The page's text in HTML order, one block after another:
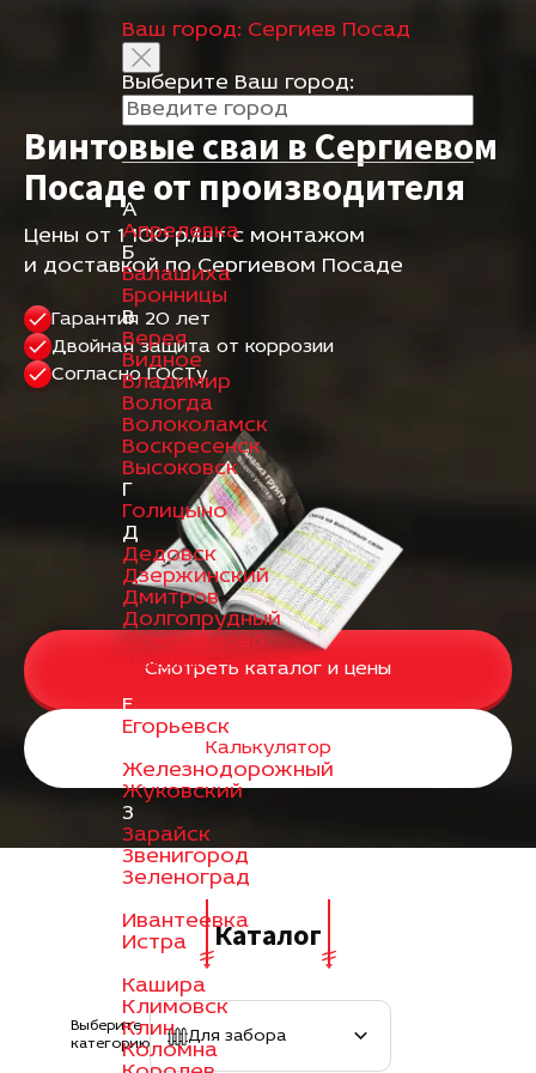
Ваш город: Сергиев Посад
Выберите Ваш город:
А
Апрелевка
Б
Балашиха
Бронницы
В
Верея
Видное
Владимир
Вологда
Волоколамск
Воскресенск
Высоковск
Г
Голицыно
Д
Дедовск
Дзержинский
Дмитров
Долгопрудный
Домодедово
Дрезна
Е
Егорьевск
Железнодорожный
Жуковский
З
Зарайск
Звенигород
Зеленоград
Ивантеевка
Истра
Кашира
Климовск
Клин
Коломна
Винтовые сваи в Сергиевом
Посаде от производителя
Цены от 1 100 р./шт с монтажом
и доставкой по Сергиевом Посаде
Гарантия 20 лет
Двойная защита от коррозии
Согласно ГОСТу
Смотреть каталог и цены
Калькулятор
Каталог
Выберите
категорию
Для забора